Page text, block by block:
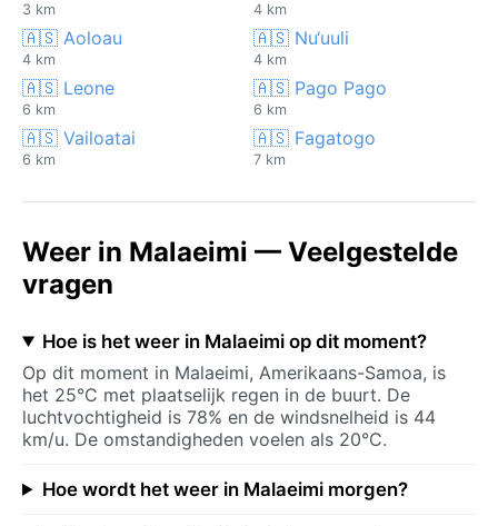
3 km 4 km
🇦🇸 Aoloau
4 km
🇦🇸 Nu‘uuli
4 km
🇦🇸 Leone
6 km
🇦🇸 Pago Pago
6 km
🇦🇸 Vailoatai
6 km
🇦🇸 Fagatogo
7 km
Weer in Malaeimi — Veelgestelde
vragen
Hoe is het weer in Malaeimi op dit moment?
Op dit moment in Malaeimi, Amerikaans-Samoa, is
het 25°C met plaatselijk regen in de buurt. De
luchtvochtigheid is 78% en de windsnelheid is 44
km/u. De omstandigheden voelen als 20°C.
Hoe wordt het weer in Malaeimi morgen?